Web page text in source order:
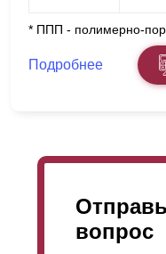
* ППП - полимерно-
Подробнее
вопрос